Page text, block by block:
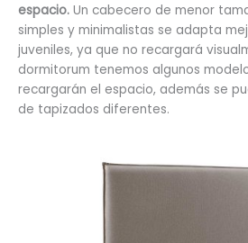
espacio. Un cabecero de menor
simples y minimalistas se adapta
juveniles, ya que no recargará
dormitorum tenemos algunos
recargarán el espacio, además se
de tapizados diferentes.